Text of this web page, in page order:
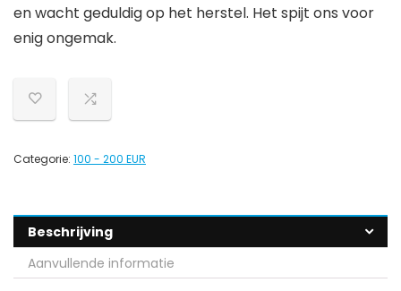
en wacht geduldig op het herstel. Het spijt ons voor
enig ongemak.
Categorie: 100 - 200 EUR
Beschrijving
Aanvullende informatie